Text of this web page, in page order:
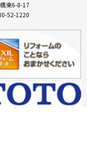
東6-8-17
52-1220